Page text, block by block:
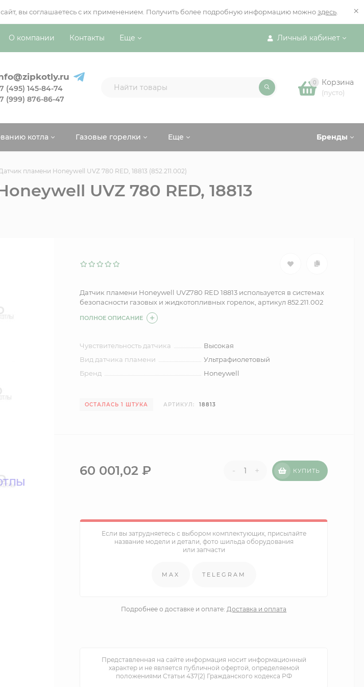
вы соглашаетесь с их применением. Получить более подробную информацию можно здесь ×
Личный кабинет
О компании Контакты Еще
(495) 145-84-74
(999) 876-86-47
0 Корзина
(пусто)
Бренды
котла Газовые горелки Еще
пламени Honeywell UVZ 780 RED, 18813 (852.211.002)
UVZ 780 RED, 18813
Датчик пламени Honeywell UVZ780 RED 18813 используется в системах
безопасности газовых и жидкотопливных горелок, артикул 852.211.002
ПОЛНОЕ ОПИСАНИЕ
Чувствительность датчика
Высокая
Вид датчика пламени
Ультрафиолетовый
Бренд
Honeywell
ОСТАЛАСЬ 1 ШТУКА АРТИКУЛ: 18813
60 001,02₽ - + КУПИТЬ
Если вы затрудняетесь с выбором комплектующих, присылайте
название модели и детали, фото шильда оборудования
или запчасти
MAX TELEGRAM
Подробнее о доставке и оплате:Доставка и оплата
Представленная на сайте информация носит информационный
характер и не является публичной офертой, определяемой
положениями Статьи 437(2) Гражданского кодекса РФ